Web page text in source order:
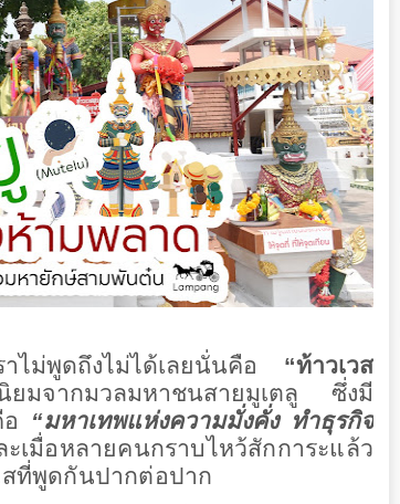
ไม่พูดถึงไม่ได้เลยนั่นคือ “ท้าวเวส
มจากมวลมหาชนสายมูเตลู ซึ่งมี
“มหาเทพแห่งความมั่งคั่ง ทำธุรกิจ
ะเมื่อหลายคนกราบไหว้สักการะแล้ว
สที่พูดกันปากต่อปาก